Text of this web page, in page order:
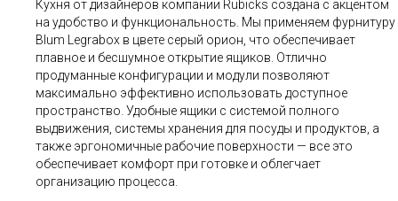
Кухня от дизайнеров компании Rubicks создана с акцентом
на удобство и функциональность. Мы применяем фурнитуру
Blum Legrabox в цвете серый орион, что обеспечивает
плавное и бесшумное открытие ящиков. Отлично
продуманные конфигурации и модули позволяют
максимально эффективно использовать доступное
пространство. Удобные ящики с системой полного
выдвижения, системы хранения для посуды и продуктов, а
также эргономичные рабочие поверхности — все это
обеспечивает комфорт при готовке и облегчает
организацию процесса.